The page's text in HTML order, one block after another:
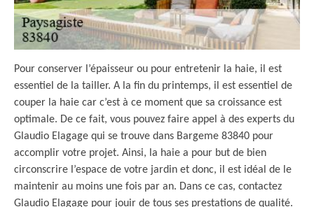
Pour conserver l’épaisseur ou pour entretenir la haie, il est
essentiel de la tailler. A la fin du printemps, il est essentiel de
couper la haie car c’est à ce moment que sa croissance est
optimale. De ce fait, vous pouvez faire appel à des experts du
Glaudio Elagage qui se trouve dans Bargeme 83840 pour
accomplir votre projet. Ainsi, la haie a pour but de bien
circonscrire l’espace de votre jardin et donc, il est idéal de le
maintenir au moins une fois par an. Dans ce cas, contactez
Glaudio Elagage pour jouir de tous ses prestations de qualité.